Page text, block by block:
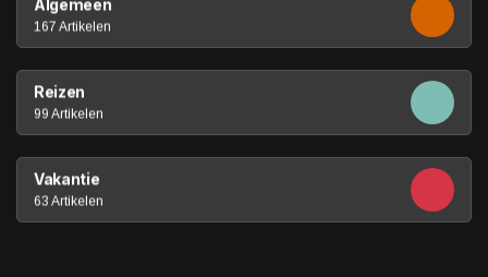
Algemeen
167 Artikelen
Reizen
99 Artikelen
Vakantie
63 Artikelen